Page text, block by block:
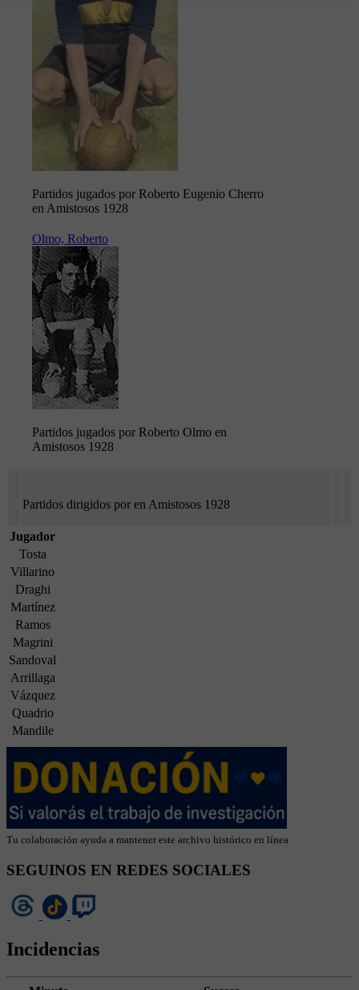
Partidos jugados por Roberto Eugenio Cherro
en Amistosos 1928
Olmo, Roberto
Partidos jugados por Roberto Olmo en
Amistosos 1928
Partidos dirigidos por en Amistosos 1928
Jugador
Tosta
Villarino
Draghi
Martínez
Ramos
Magrini
Sandoval
Arrillaga
Vázquez
Quadrio
Mandile
Tu colaboración ayuda a mantener este archivo histórico en línea
SEGUINOS EN REDES SOCIALES
Incidencias